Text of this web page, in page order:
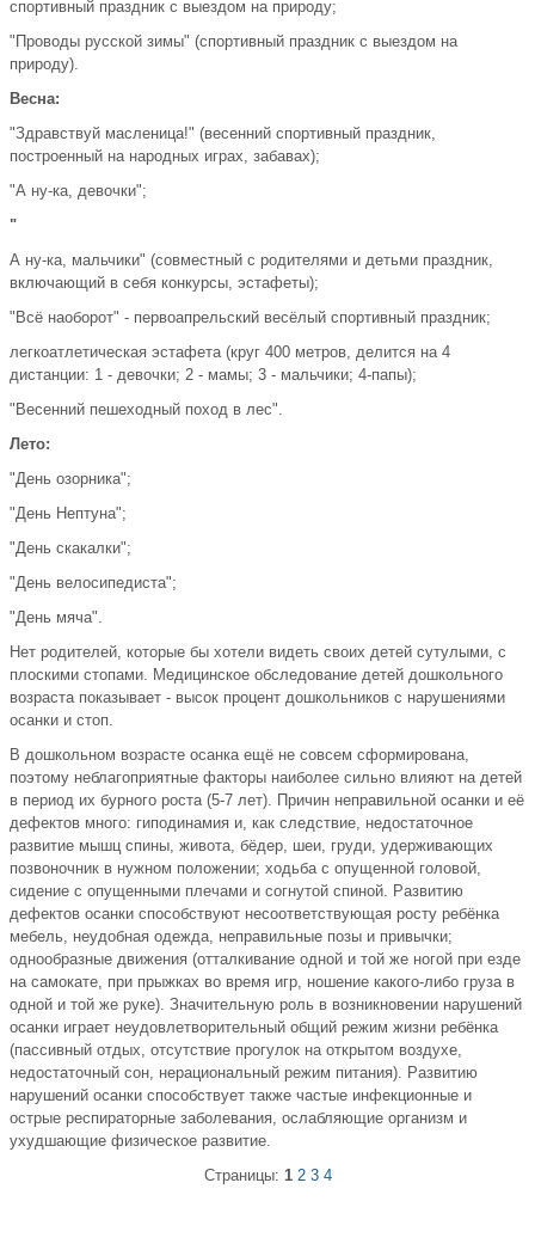
спортивный праздник с выездом на природу;
"Проводы русской зимы" (спортивный праздник с выездом на
природу).
Весна:
"Здравствуй масленица!" (весенний спортивный праздник,
построенный на народных играх, забавах);
"А ну-ка, девочки";
"
А ну-ка, мальчики" (совместный с родителями и детьми праздник,
включающий в себя конкурсы, эстафеты);
"Всё наоборот" - первоапрельский весёлый спортивный праздник;
легкоатлетическая эстафета (круг 400 метров, делится на 4
дистанции: 1 - девочки; 2 - мамы; 3 - мальчики; 4-папы);
"Весенний пешеходный поход в лес".
Лето:
"День озорника";
"День Нептуна";
"День скакалки";
"День велосипедиста";
"День мяча".
Нет родителей, которые бы хотели видеть своих детей сутулыми, с
плоскими стопами. Медицинское обследование детей дошкольного
возраста показывает - высок процент дошкольников с нарушениями
осанки и стоп.
В дошкольном возрасте осанка ещё не совсем сформирована,
поэтому неблагоприятные факторы наиболее сильно влияют на детей
в период их бурного роста (5-7 лет). Причин неправильной осанки и её
дефектов много: гиподинамия и, как следствие, недостаточное
развитие мышц спины, живота, бёдер, шеи, груди, удерживающих
позвоночник в нужном положении; ходьба с опущенной головой,
сидение с опущенными плечами и согнутой спиной. Развитию
дефектов осанки способствуют несоответствующая росту ребёнка
мебель, неудобная одежда, неправильные позы и привычки;
однообразные движения (отталкивание одной и той же ногой при езде
на самокате, при прыжках во время игр, ношение какого-либо груза в
одной и той же руке). Значительную роль в возникновении нарушений
осанки играет неудовлетворительный общий режим жизни ребёнка
(пассивный отдых, отсутствие прогулок на открытом воздухе,
недостаточный сон, нерациональный режим питания). Развитию
нарушений осанки способствует также частые инфекционные и
острые респираторные заболевания, ослабляющие организм и
ухудшающие физическое развитие.
Страницы: 1 2 3 4